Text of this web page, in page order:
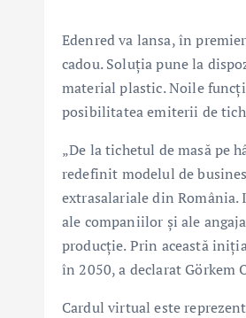
Edenred va lansa, în
cadou. Soluția pune la
material plastic. Noile
posibilitatea emiterii de
„De la tichetul de masă pe
redefinit modelul de
extrasalariale din
ale companiilor și ale
producție. Prin această
în 2050, a declarat Görkem
Cardul virtual este